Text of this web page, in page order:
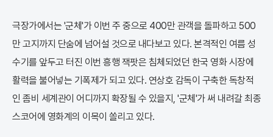
극장가에서는 '군체'가 이번 주 중으로 400만 관객을 돌파하고 500
만 고지까지 단숨에 넘어설 것으로 내다보고 있다. 본격적인 여름 성
수기를 앞두고 터진 이번 흥행 잭팟은 침체되었던 한국 영화 시장에
활력을 불어넣는 기폭제가 되고 있다. 연상호 감독이 구축한 독창적
인 좀비 세계관이 어디까지 확장될 수 있을지, '군체'가 써 내려갈 최종
스코어에 영화계의 이목이 쏠리고 있다.